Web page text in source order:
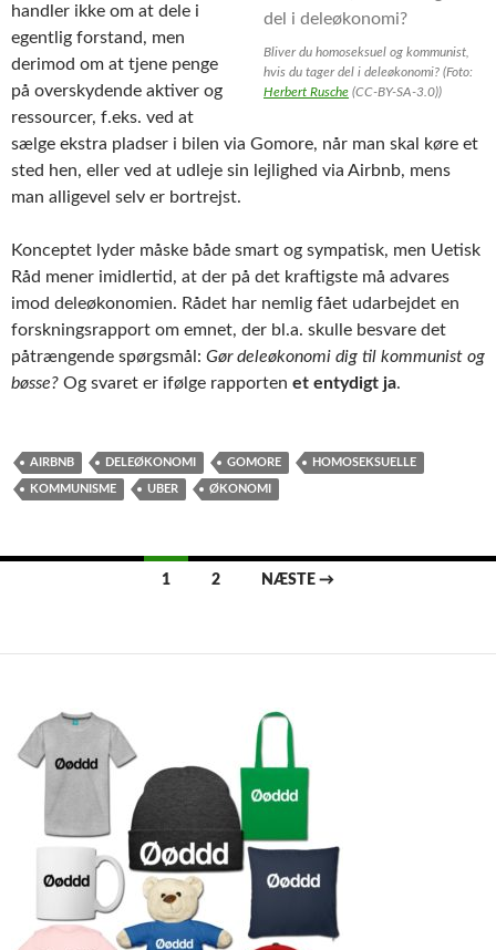
Bliver du homoseksuel og kommunist,
hvis du tager del i deleøkonomi? (Foto:
Herbert Rusche (CC-BY-SA-3.0))
handler ikke om at dele i
egentlig forstand, men
derimod om at tjene penge
på overskydende aktiver og
ressourcer, f.eks. ved at
sælge ekstra pladser i bilen via Gomore, når man skal køre et
sted hen, eller ved at udleje sin lejlighed via Airbnb, mens
man alligevel selv er bortrejst.
Konceptet lyder måske både smart og sympatisk, men Uetisk
Råd mener imidlertid, at der på det kraftigste må advares
imod deleøkonomien. Rådet har nemlig fået udarbejdet en
forskningsrapport om emnet, der bl.a. skulle besvare det
påtrængende spørgsmål: Gør deleøkonomi dig til kommunist og
bøsse? Og svaret er ifølge rapporten et entydigt ja.
AIRBNB DELEØKONOMI GOMORE HOMOSEKSUELLE
KOMMUNISME UBER ØKONOMI
Indlægsnavigation
1 2 NÆSTE →